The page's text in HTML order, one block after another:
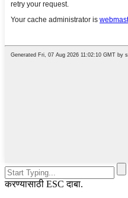
करण्यासाठी ESC दाबा.